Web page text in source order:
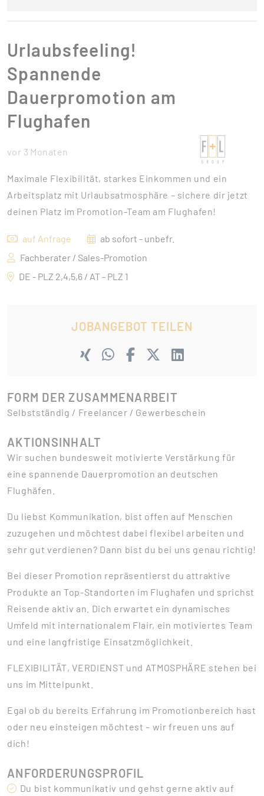
Urlaubsfeeling!
Spannende
Dauerpromotion am
Flughafen
vor 3 Monaten
Maximale Flexibilität, starkes Einkommen und ein
Arbeitsplatz mit Urlaubsatmosphäre – sichere dir jetzt
deinen Platz im Promotion-Team am Flughafen!
auf Anfrage
ab sofort - unbefr.
Fachberater / Sales-Promotion
DE - PLZ 2,4,5,6 / AT - PLZ 1
JOBANGEBOT TEILEN
FORM DER ZUSAMMENARBEIT
Selbstständig / Freelancer / Gewerbeschein
AKTIONSINHALT
Wir suchen bundesweit motivierte Verstärkung für
eine spannende Dauerpromotion an deutschen
Flughäfen.
Du liebst Kommunikation, bist offen auf Menschen
zuzugehen und möchtest dabei flexibel arbeiten und
sehr gut verdienen? Dann bist du bei uns genau richtig!
Bei dieser Promotion repräsentierst du attraktive
Produkte an Top-Standorten im Flughafen und sprichst
Reisende aktiv an. Dich erwartet ein dynamisches
Umfeld mit internationalem Flair, ein motiviertes Team
und eine langfristige Einsatzmöglichkeit.
FLEXIBILITÄT, VERDIENST und ATMOSPHÄRE stehen bei
uns im Mittelpunkt.
Egal ob du bereits Erfahrung im Promotionbereich hast
oder neu einsteigen möchtest – wir freuen uns auf
dich!
ANFORDERUNGSPROFIL
Du bist kommunikativ und gehst gerne aktiv auf